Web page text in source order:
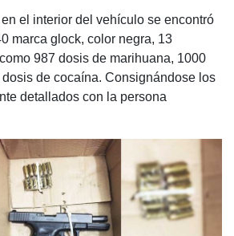
el interior del vehículo se encontró
marca glock, color negra, 13
987 dosis de marihuana, 1000
de cocaína. Consignándose los
detallados con la persona